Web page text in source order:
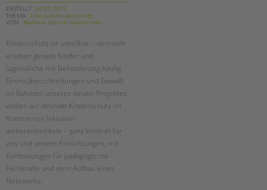
ERSTELLT 24.05.2019
THEMA
InklusionKinderschutz
VON
Barbara Brecht-Hadraschek
Kinderschutz ist unteilbar – dennoch
erleben gerade Kinder und
Jugendliche mit Behinderung häufig
Grenzüberschreitungen und Gewalt.
Im Rahmen unseres neuen Projektes
wollen wir deshalb Kinderschutz im
Kontext von Inklusion
weiterentwickeln – ganz konkret für
uns und unsere Einrichtungen, mit
Fortbildungen für pädagogische
Fachkräfte und dem Aufbau eines
Netzwerks.